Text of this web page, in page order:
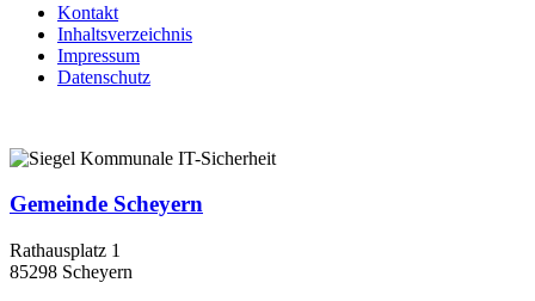
Kontakt
Inhaltsverzeichnis
Impressum
Datenschutz
Gemeinde Scheyern
Rathausplatz 1
85298 Scheyern